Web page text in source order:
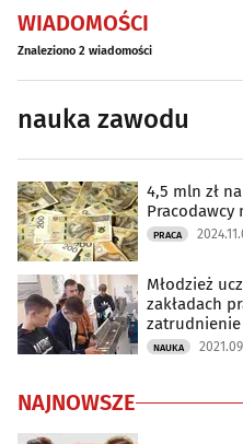
WIADOMOŚCI
Znaleziono 2 wiadomości
nauka zawodu
4,5 mln zł
Pracodawcy
PRACA
Młodzież
zakładach
zatrudnienie
NAUKA
NAJNOWSZE